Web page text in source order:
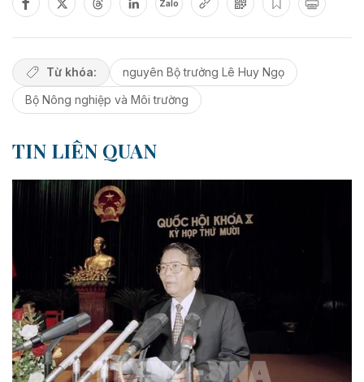
Zalo
Từ khóa:
nguyên Bộ trưởng Lê Huy Ngọ
Bộ Nông nghiệp và Môi trường
TIN LIÊN QUAN